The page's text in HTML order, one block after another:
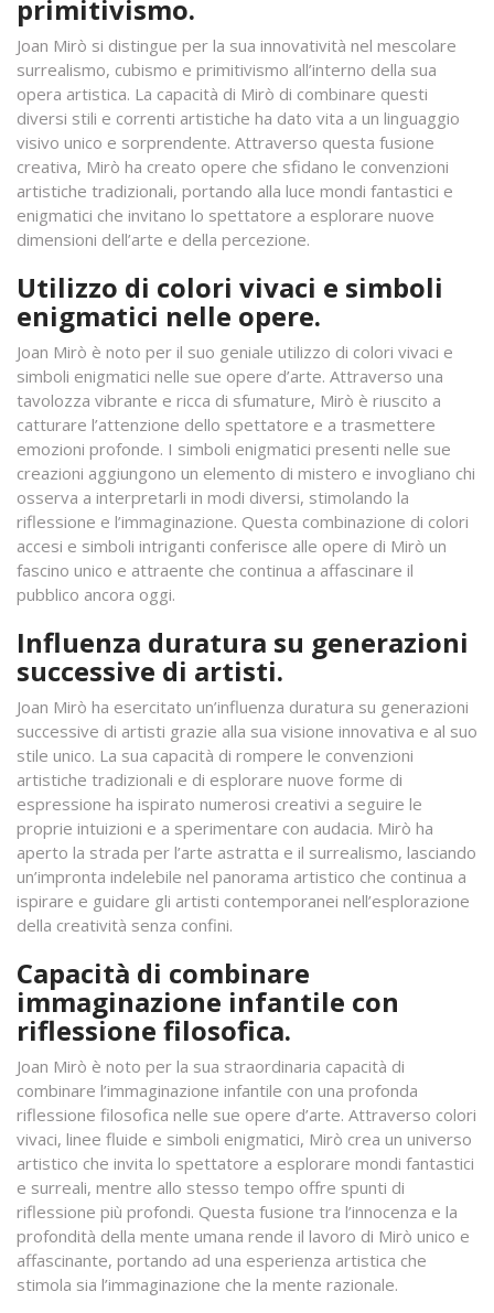
primitivismo.
Joan Mirò si distingue per la sua innovatività nel mescolare
surrealismo, cubismo e primitivismo all’interno della sua
opera artistica. La capacità di Mirò di combinare questi
diversi stili e correnti artistiche ha dato vita a un linguaggio
visivo unico e sorprendente. Attraverso questa fusione
creativa, Mirò ha creato opere che sfidano le convenzioni
artistiche tradizionali, portando alla luce mondi fantastici e
enigmatici che invitano lo spettatore a esplorare nuove
dimensioni dell’arte e della percezione.
Utilizzo di colori vivaci e simboli
enigmatici nelle opere.
Joan Mirò è noto per il suo geniale utilizzo di colori vivaci e
simboli enigmatici nelle sue opere d’arte. Attraverso una
tavolozza vibrante e ricca di sfumature, Mirò è riuscito a
catturare l’attenzione dello spettatore e a trasmettere
emozioni profonde. I simboli enigmatici presenti nelle sue
creazioni aggiungono un elemento di mistero e invogliano chi
osserva a interpretarli in modi diversi, stimolando la
riflessione e l’immaginazione. Questa combinazione di colori
accesi e simboli intriganti conferisce alle opere di Mirò un
fascino unico e attraente che continua a affascinare il
pubblico ancora oggi.
Influenza duratura su generazioni
successive di artisti.
Joan Mirò ha esercitato un’influenza duratura su generazioni
successive di artisti grazie alla sua visione innovativa e al suo
stile unico. La sua capacità di rompere le convenzioni
artistiche tradizionali e di esplorare nuove forme di
espressione ha ispirato numerosi creativi a seguire le
proprie intuizioni e a sperimentare con audacia. Mirò ha
aperto la strada per l’arte astratta e il surrealismo, lasciando
un’impronta indelebile nel panorama artistico che continua a
ispirare e guidare gli artisti contemporanei nell’esplorazione
della creatività senza confini.
Capacità di combinare
immaginazione infantile con
riflessione filosofica.
Joan Mirò è noto per la sua straordinaria capacità di
combinare l’immaginazione infantile con una profonda
riflessione filosofica nelle sue opere d’arte. Attraverso colori
vivaci, linee fluide e simboli enigmatici, Mirò crea un universo
artistico che invita lo spettatore a esplorare mondi fantastici
e surreali, mentre allo stesso tempo offre spunti di
riflessione più profondi. Questa fusione tra l’innocenza e la
profondità della mente umana rende il lavoro di Mirò unico e
affascinante, portando ad una esperienza artistica che
stimola sia l’immaginazione che la mente razionale.